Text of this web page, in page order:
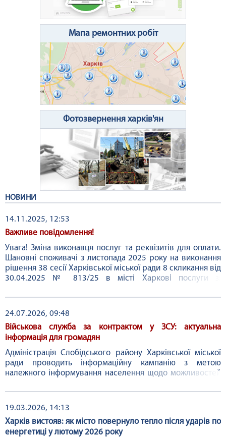
Мапа ремонтних робіт
Фотозвернення харків'ян
НОВИНИ
14.11.2025, 12:53
Важливе повідомлення!
Увага! Зміна виконавця послуг та реквізитів для оплати.
Шановні споживачі з листопада 2025 року на виконання
рішення 38 сесії Харківської міської ради 8 скликання від
30.04.2025 № 813/25 в місті Харкові послуги з:
24.07.2026, 09:48
Військова служба за контрактом у ЗСУ: актуальна
інформація для громадян
Адміністрація Слобідського району Харківської міської
ради проводить інформаційну кампанію з метою
належного інформування населення щодо можливостей
Збройних Силах України. Заходи реалізуються в межах
державної політики у сфері комплектування української
армії. Ознайомитися з умовами служби, соціальними
гарантіями та вимогами до кандидатів можна у ...
19.03.2026, 14:13
Харків вистояв: як місто повернуло тепло після ударів по
енергетиці у лютому 2026 року